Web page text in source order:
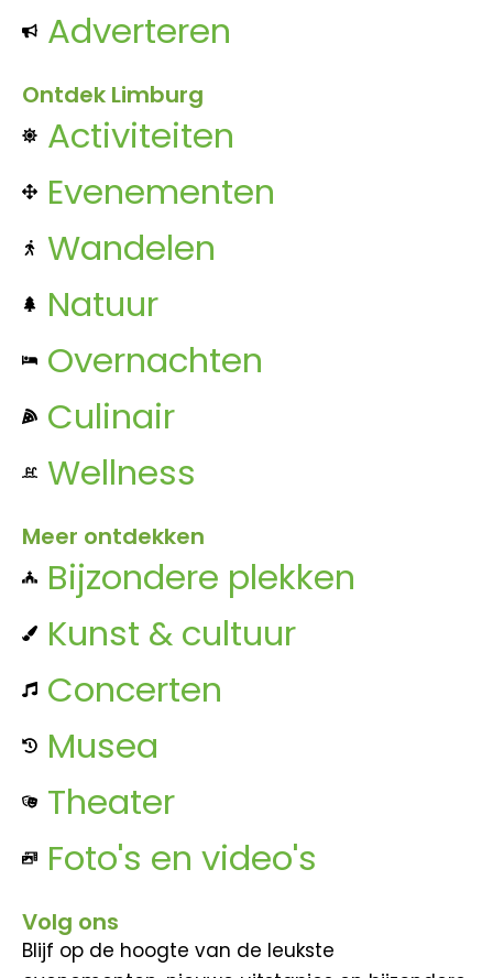
Adverteren
Ontdek Limburg
Activiteiten
Evenementen
Wandelen
Natuur
Overnachten
Culinair
Wellness
Meer ontdekken
Bijzondere plekken
Kunst & cultuur
Concerten
Musea
Theater
Foto's en video's
Volg ons
Blijf op de hoogte van de leukste